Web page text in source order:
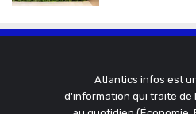
Atlantics infos est
d'information qui traite de